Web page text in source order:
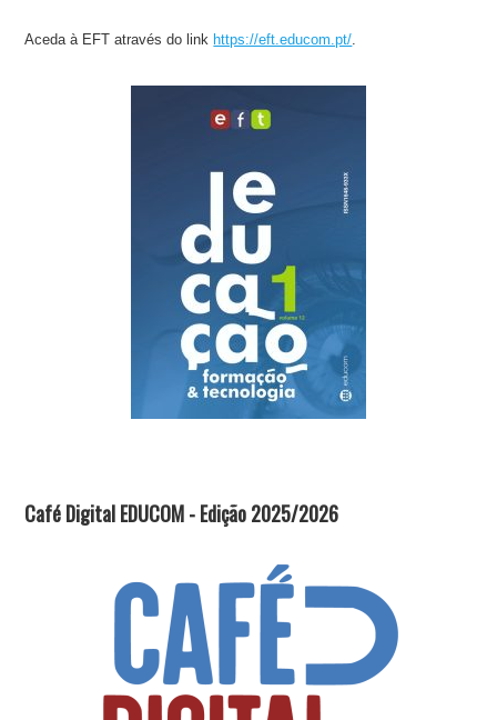
Aceda à EFT através do link https://eft.educom.pt/.
Café Digital EDUCOM - Edição 2025/2026